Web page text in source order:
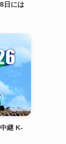
日には
継 K-